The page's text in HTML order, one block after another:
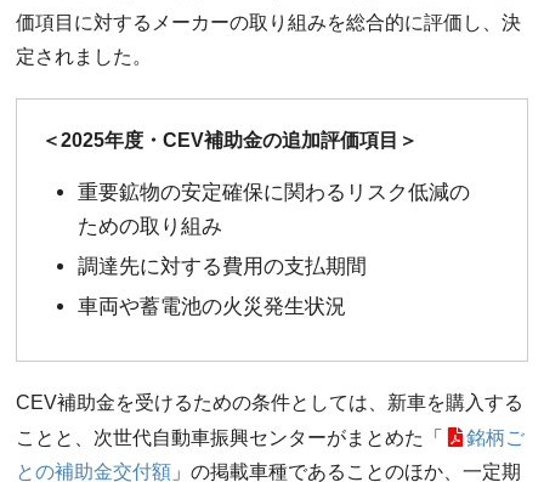
価項目に対するメーカーの取り組みを総合的に評価し、決
定されました。
＜2025年度・CEV補助金の追加評価項目＞
重要鉱物の安定確保に関わるリスク低減の
ための取り組み
調達先に対する費用の支払期間
車両や蓄電池の火災発生状況
CEV補助金を受けるための条件としては、新車を購入する
ことと、次世代自動車振興センターがまとめた「
銘柄ご
との補助金交付額 」の掲載車種であることのほか、一定期